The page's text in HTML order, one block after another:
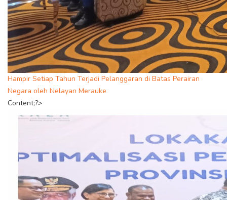
Hampir Setiap Tahun Terjadi Pelanggaran di Batas Perairan
Negara oleh Nelayan Merauke
Content;?>